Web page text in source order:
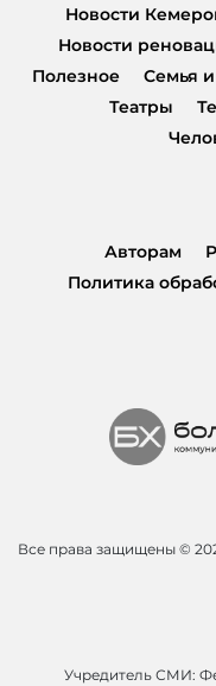
Новости
Новости
Полезное
Семья
Театры
Авторам
Политика
Все права защищены ©
Учредитель СМИ: